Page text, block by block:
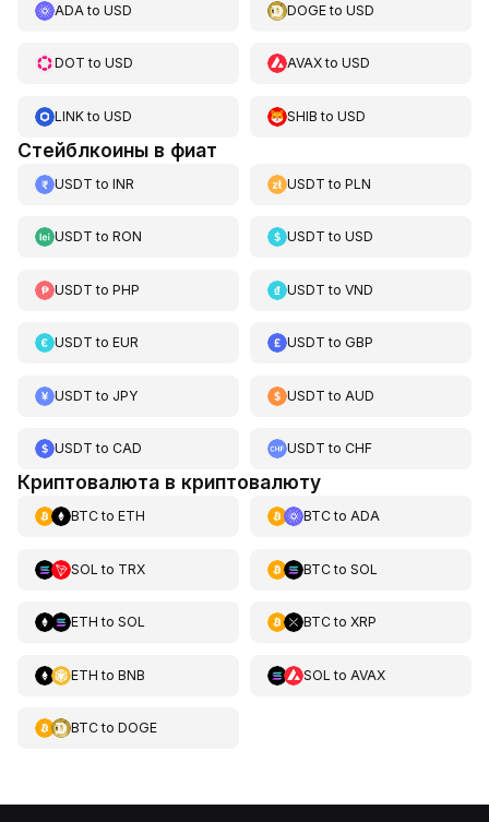
ADA to USD DOGEtoUSD
DOT to USD AVAXtoUSD
LINKto USD SHIB toUSD
Стейблкоины в фиат
USDT to INR USDT toPLN
USDT to RON USDT toUSD
USDT to PHP USDT toVND
USDT to EUR USDT toGBP
USDT to JPY USDT to AUD
USDT to CAD USDT toCHF
Криптовалюта в криптовалюту
BTCto ETH BTCto ADA
SOL to TRX BTCto SOL
ETH to SOL BTCto XRP
ETH to BNB SOL to AVAX
BTCto DOGE